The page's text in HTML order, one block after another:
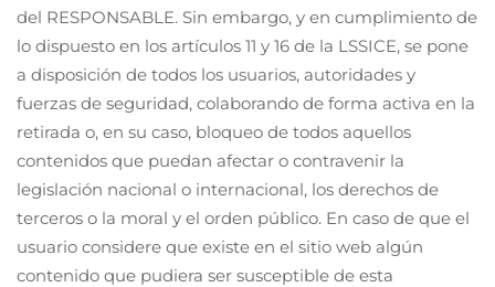
del RESPONSABLE. Sin embargo, y en cumplimiento de
lo dispuesto en los artículos 11 y 16 de la LSSICE, se pone
a disposición de todos los usuarios, autoridades y
fuerzas de seguridad, colaborando de forma activa en la
retirada o, en su caso, bloqueo de todos aquellos
contenidos que puedan afectar o contravenir la
legislación nacional o internacional, los derechos de
terceros o la moral y el orden público. En caso de que el
usuario considere que existe en el sitio web algún
contenido que pudiera ser susceptible de esta